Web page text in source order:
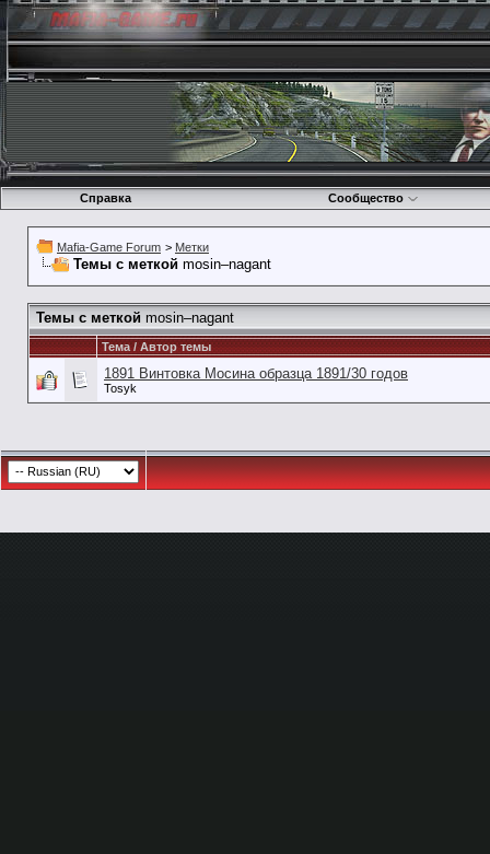
Справка Сообщество
Mafia-Game Forum > Метки
Темы с меткой mosin–nagant
Темы с меткой mosin–nagant
Тема / Автор темы
1891 Винтовка Мосина образца 1891/30 годов
Tosyk